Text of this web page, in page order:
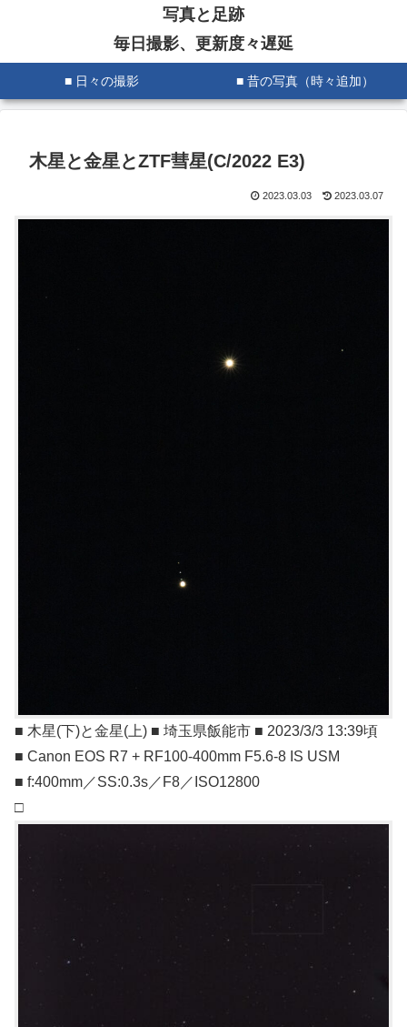
写真と足跡
毎日撮影、更新度々遅延
■ 日々の撮影 ■ 昔の写真（時々追加）
木星と金星とZTF彗星(C/2022 E3)
2023.03.03 2023.03.07
■ 木星(下)と金星(上) ■ 埼玉県飯能市 ■ 2023/3/3 13:39頃
■ Canon EOS R7 + RF100-400mm F5.6-8 IS USM
■ f:400mm／SS:0.3s／F8／ISO12800
□